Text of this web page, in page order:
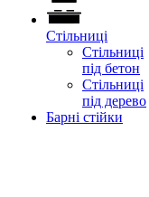
Стільниці
Стільниці
під бетон
Стільниці
під дерево
Барні стійки